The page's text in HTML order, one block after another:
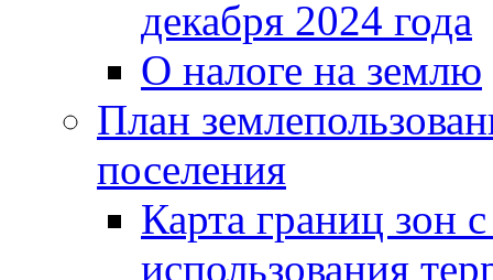
декабря 2024 года
О налоге на землю
План
поселения
Карта границ зон
использования